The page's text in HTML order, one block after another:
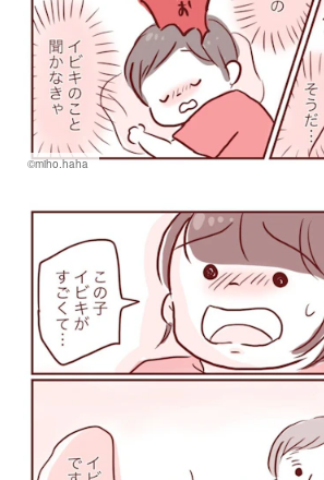
©miho.haha